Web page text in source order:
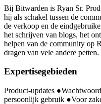
Bij Bitwarden is Ryan Sr.
hij als schakel tussen de
de verkoop en de
het schrijven van blogs, het
helpen van de community op
dragen van vele andere petten.
Expertisegebieden
Product-updates ●
persoonlijk gebruik ●Voor